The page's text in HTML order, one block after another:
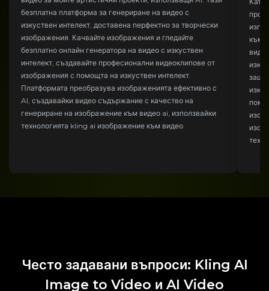
безплатна платформа за генериране на видео с
изкуствен интелект, доставена перфектно за творчески
изображения. Качвайте изображения и гледайте
безплатно онлайн генератора на видео с изкуствен
интелект, създавайте професионални видеоклипове от
изображения с помощта на изкуствен интелект.
Платформата преобразува изображенията ефективно с
AI, създавайки видео съдържание с качество на
генериране на изображение към видео ai, използвайки
технологията kling ai изображение към видео.
към
Често задавани въпроси: Kling AI
Image to Video и AI Video